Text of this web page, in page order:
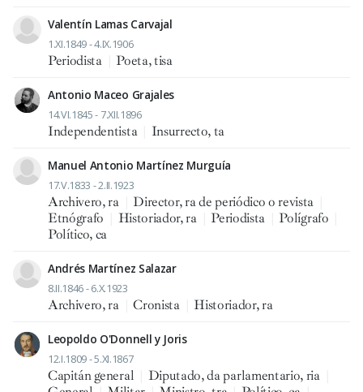
Valentín Lamas Carvajal
1.XI.1849 - 4.IX.1906
Periodista Poeta, tisa
Antonio Maceo Grajales
14.VI.1845 - 7.XII.1896
Independentista Insurrecto, ta
Manuel Antonio Martínez Murguía
17.V.1833 - 2.II.1923
Archivero, ra Director, ra de periódico o revista
Etnógrafo
Historiador, ra Periodista Polígrafo
Político, ca
Andrés Martínez Salazar
8.II.1846 - 6.X.1923
Archivero, ra Cronista Historiador, ra
Leopoldo O'Donnell y Joris
12.I.1809 - 5.XI.1867
Capitán general Diputado, da parlamentario, ria